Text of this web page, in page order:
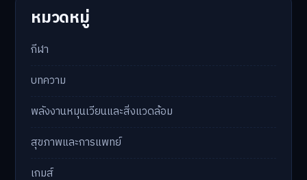
หมวดหมู่
กีฬา
บทความ
พลังงานหมุนเวียนและสิ่งแวดล้อม
สุขภาพและการแพทย์
เกมส์